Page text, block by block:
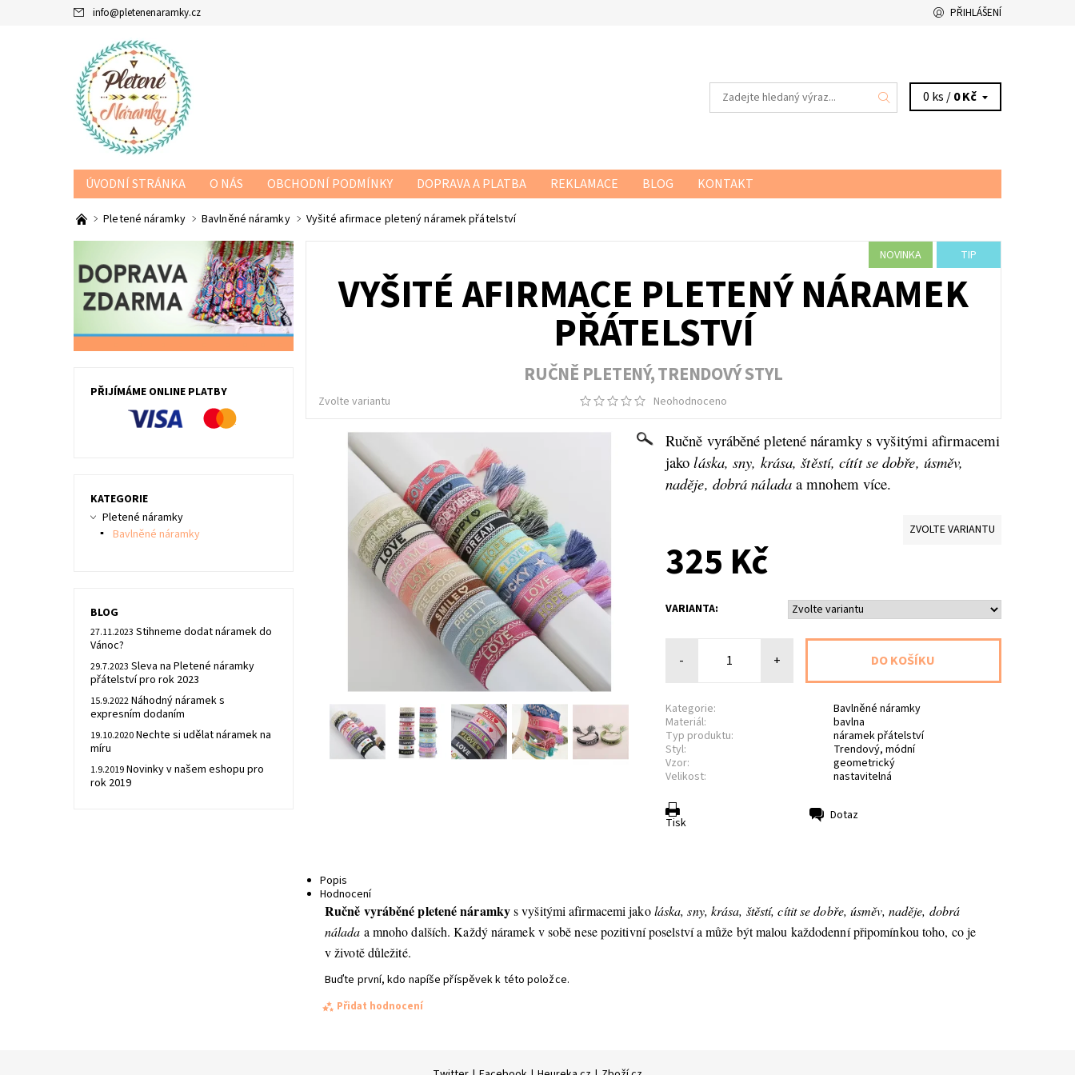
info@pletenenaramky.cz PŘIHLÁŠENÍ
0 ks /0 Kč
ÚVODNÍ STRÁNKA O NÁS OBCHODNÍ PODMÍNKY DOPRAVA A PLATBA REKLAMACE BLOG KONTAKT
Pletené náramky Bavlněné náramky Vyšité afirmace pletený náramek přátelství
NOVINKA TIP
VYŠITÉ AFIRMACE PLETENÝ NÁRAMEK
PŘÁTELSTVÍ
RUČNĚ PLETENÝ, TRENDOVÝ STYL
Zvolte variantu Neohodnoceno
Ručně vyráběné pletené náramky s vyšitými afirmacemi
jakoláska, sny, krása, štěstí, cítít se dobře, úsměv,
naděje, dobrá náladaa mnohem více.
ZVOLTE VARIANTU
325 Kč
VARIANTA:
- +
Kategorie:
Bavlněné náramky
Materiál:
bavlna
Typ produktu:
náramek přátelství
Styl:
Trendový, módní
Vzor:
geometrický
Velikost:
nastavitelná
Tisk Dotaz
Popis
Hodnocení
Ručně vyráběné pletené náramkys vyšitými afirmacemi jakoláska, sny, krása, štěstí, cítit se dobře, úsměv, naděje, dobrá
nálada a mnoho dalších. Každý náramek v sobě nese pozitivní poselství a může být malou každodenní připomínkou toho, co je
v životě důležité.
Buďte první, kdo napíše příspěvek k této položce.
Přidat hodnocení
PŘIJÍMÁME ONLINE PLATBY
KATEGORIE
Pletené náramky
Bavlněné náramky
BLOG
27.11.2023 Stihneme dodat náramek do
Vánoc?
29.7.2023 Sleva na Pletené náramky
přátelství pro rok 2023
15.9.2022Náhodný náramek s
expresním dodaním
19.10.2020Nechte si udělat náramek na
míru
1.9.2019Novinky v našem eshopu pro
rok 2019